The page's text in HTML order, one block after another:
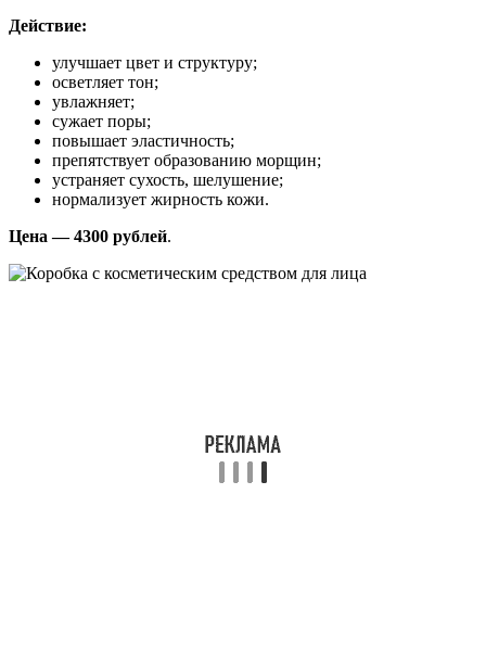
Действие:
улучшает цвет и структуру;
осветляет тон;
увлажняет;
сужает поры;
повышает эластичность;
препятствует образованию морщин;
устраняет сухость, шелушение;
нормализует жирность кожи.
Цена — 4300 рублей.